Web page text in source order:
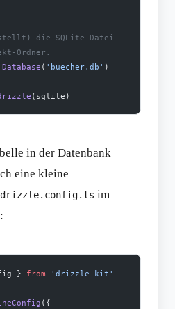
die SQLite-Datei
Ordner.
Database ( 'buecher.db' )
(sqlite)
in der Datenbank
eine kleine
drizzle.config.ts im
} from 'drizzle-kit'
({